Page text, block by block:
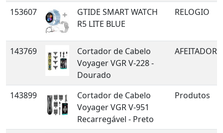
153607
GTIDE SMART WATCH
R5 LITE BLUE
RELOGIO
143769
Cortador de Cabelo
Voyager VGR V-228 -
Dourado
AFEITADORA
143899
Cortador de Cabelo
Voyager VGR V-951
Recarregável - Preto
Produtos